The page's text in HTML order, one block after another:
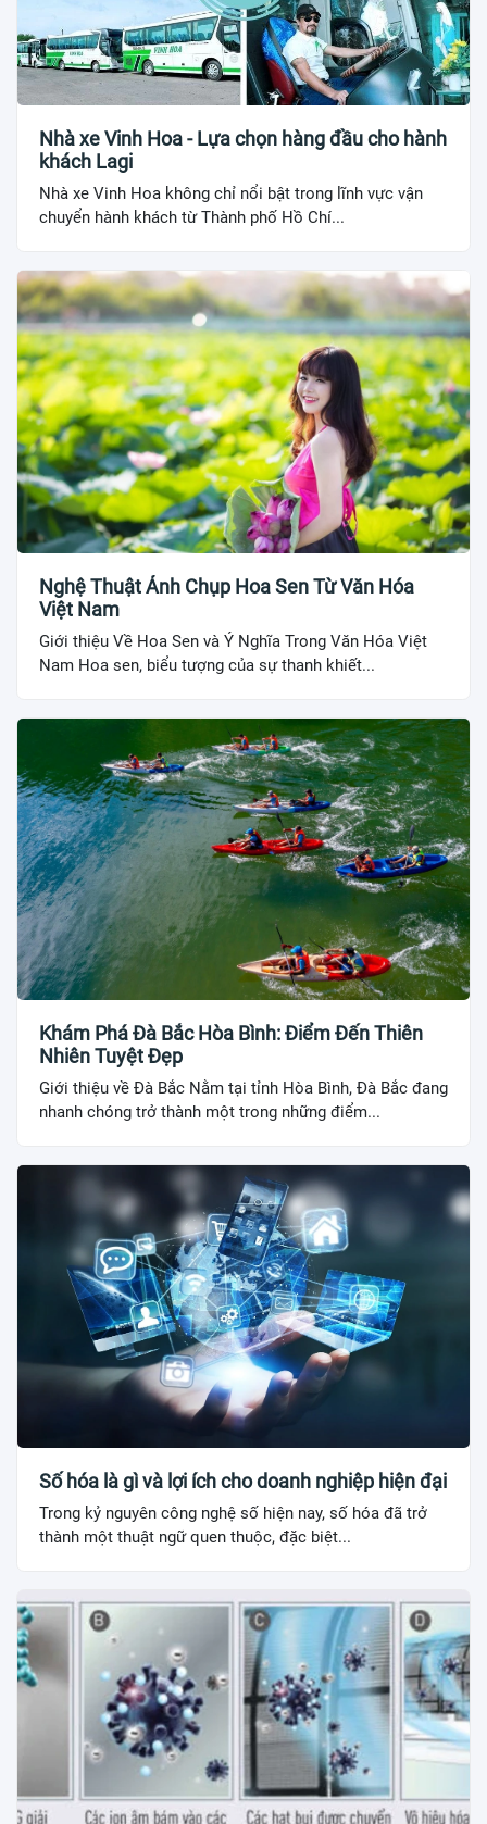
Nhà xe Vinh Hoa - Lựa chọn hàng đầu cho hành
khách Lagi
Nhà xe Vinh Hoa không chỉ nổi bật trong lĩnh vực vận
chuyển hành khách từ Thành phố Hồ Chí...
Nghệ Thuật Ảnh Chụp Hoa Sen Từ Văn Hóa
Việt Nam
Giới thiệu Về Hoa Sen và Ý Nghĩa Trong Văn Hóa Việt
Nam Hoa sen, biểu tượng của sự thanh khiết...
Khám Phá Đà Bắc Hòa Bình: Điểm Đến Thiên
Nhiên Tuyệt Đẹp
Giới thiệu về Đà Bắc Nằm tại tỉnh Hòa Bình, Đà Bắc đang
nhanh chóng trở thành một trong những điểm...
Số hóa là gì và lợi ích cho doanh nghiệp hiện đại
Trong kỷ nguyên công nghệ số hiện nay, số hóa đã trở
thành một thuật ngữ quen thuộc, đặc biệt...